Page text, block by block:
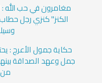
مغامرون في حب الله
الكنز" كنزي رجل
حكاية جمول الأعرج
جمل وعهد الصداقة